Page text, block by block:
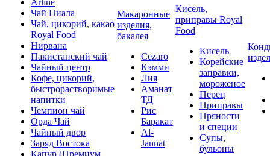
Arline
Чай Пиала
Чай, цикорий, какао
Royal Food
Нирвана
Пакистанский чай
Чайный центр
Кофе, цикорий,
быстрорастворимые
напитки
Чемпион чай
Орда Чай
Чайный двор
Заряд Востока
Капур (Премиум
Макаронные
изделия,
бакалея
Cezaro
Кэмми
Лия
Аманат
ТД
Рис
Баракат
Al-
Jannat
Кисель,
приправы Royal
Food
Кисель
Корейские
заправки,
мороженое
Перец
Приправы
Пряности
и специи
Супы,
бульоны